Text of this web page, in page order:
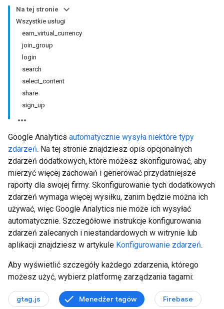
Na tej stronie
Wszystkie usługi
earn_virtual_currency
join_group
login
search
select_content
share
sign_up
Google Analytics automatycznie wysyła niektóre typy
zdarzeń. Na tej stronie znajdziesz opis opcjonalnych
zdarzeń dodatkowych, które możesz skonfigurować, aby
mierzyć więcej zachowań i generować przydatniejsze
raporty dla swojej firmy. Skonfigurowanie tych dodatkowych
zdarzeń wymaga więcej wysiłku, zanim będzie można ich
używać, więc Google Analytics nie może ich wysyłać
automatycznie. Szczegółowe instrukcje konfigurowania
zdarzeń zalecanych i niestandardowych w witrynie lub
aplikacji znajdziesz w artykule Konfigurowanie zdarzeń.
Aby wyświetlić szczegóły każdego zdarzenia, którego
możesz użyć, wybierz platformę zarządzania tagami:
gtag.js Menedżer tagów Firebase